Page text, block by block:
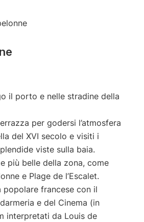
il porto e nelle stradine della
per godersi l’atmosfera
del XVI secolo e visiti i
viste sulla baia.
più belle della zona, come
e Plage de l’Escalet.
popolare francese con il
e del Cinema (in
interpretati da Louis de